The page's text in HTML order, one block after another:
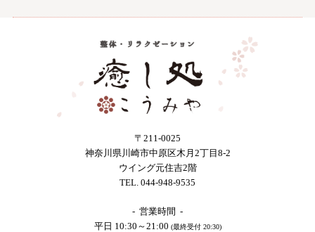
〒211-0025
神奈川県川崎市中原区木月2丁目8-2
ウイング元住吉2階
TEL. 044-948-9535
- 営業時間 -
平日 10:30～21:00 (最終受付 20:30)